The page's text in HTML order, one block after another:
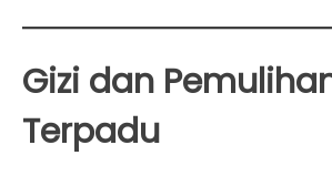
Gizi dan
Terpadu